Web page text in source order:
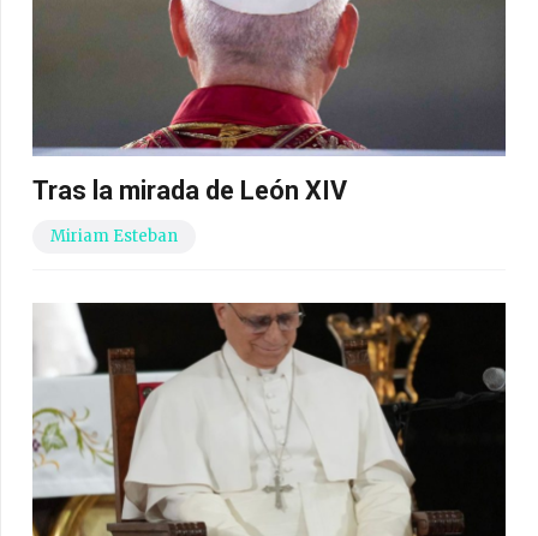
Tras la mirada de León XIV
Miriam Esteban